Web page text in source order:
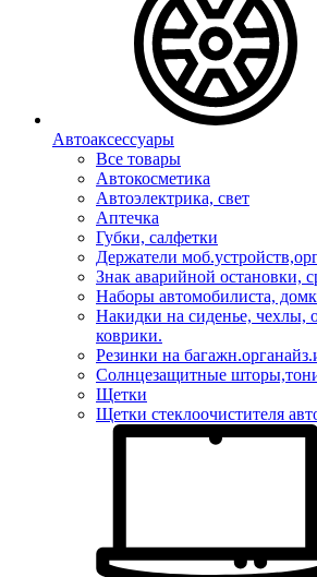
Автоаксессуары
Все товары
Автокосметика
Автоэлектрика, свет
Аптечка
Губки, салфетки
Держатели
Знак аварийной остановки,
Наборы автомобилиста,
Накидки на сиденье, чехлы,
коврики.
Резинки на
Солнцезащитные
Щетки
Щетки стеклоочистителя